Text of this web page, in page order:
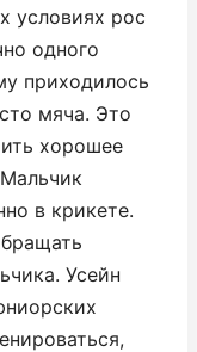
условиях рос
одного
приходилось
мяча. Это
хорошее
в крикете.
Усейн